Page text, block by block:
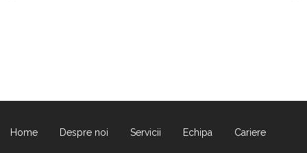
Home Despre noi Servicii Echipa Cariere